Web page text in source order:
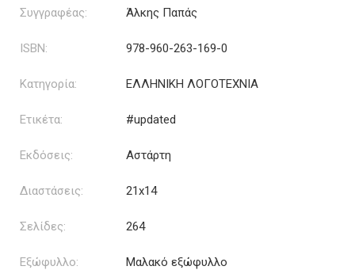
Συγγραφέας: Άλκης Παπάς
ISBN: 978-960-263-169-0
Κατηγορία: ΕΛΛΗΝΙΚΗ ΛΟΓΟΤΕΧΝΙΑ
Ετικέτα: #updated
Εκδόσεις: Αστάρτη
Διαστάσεις: 21x14
Σελίδες: 264
Εξώφυλλο: Μαλακό εξώφυλλο